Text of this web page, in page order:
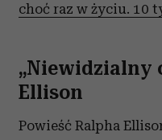
choć raz w życiu. 10
„Niewidzialny
Ellison
Powieść Ralpha